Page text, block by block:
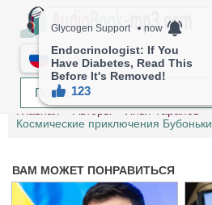
RU
Главная Авторы
Илья Таранов
Космические приключения Бубоньки